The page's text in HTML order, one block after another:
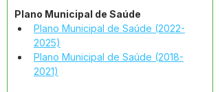
Plano Municipal de Saúde
Plano Municipal de Saúde (2022-
2025)
Plano Municipal de Saúde (2018-
2021)